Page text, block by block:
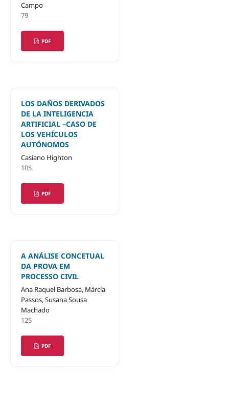
Campo
79
PDF
LOS DAÑOS DERIVADOS
DE LA INTELIGENCIA
ARTIFICIAL –CASO DE
LOS VEHÍCULOS
AUTÓNOMOS
Casiano Highton
105
PDF
A ANÁLISE CONCETUAL
DA PROVA EM
PROCESSO CIVIL
Ana Raquel Barbosa, Márcia
Passos, Susana Sousa
Machado
125
PDF